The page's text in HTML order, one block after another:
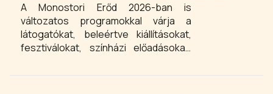
A Monostori Erőd 2026-ban is
változatos programokkal várja a
látogatókat, beleértve kiállításokat,
fesztiválokat, színházi előadásokat,
egész évben. Az erőd kulturális és